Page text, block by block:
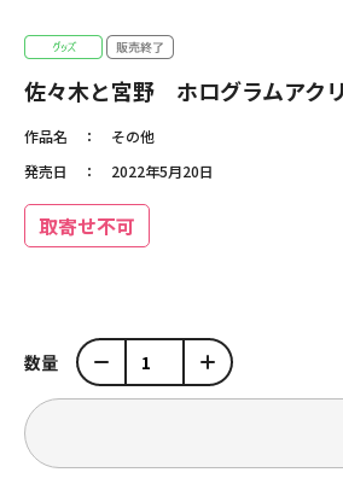
佐々木と宮野 ホログラムアク
作品名
その他
発売日
2022年5月20日
取寄せ不可
数量